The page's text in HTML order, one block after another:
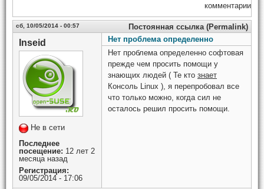
комментарии
сб, 10/05/2014 - 00:57 Постоянная ссылка (Permalink)
Inseid
Не в сети
Последнее
посещение: 12 лет 2
месяца назад
Регистрация:
09/05/2014 - 17:06
Нет проблема определенно
Нет проблема определенно софтовая
прежде чем просить помощи у
знающих людей ( Те кто знает
Консоль Linux ), я перепробовал все
что только можно, когда сил не
осталось решил просить помощи.